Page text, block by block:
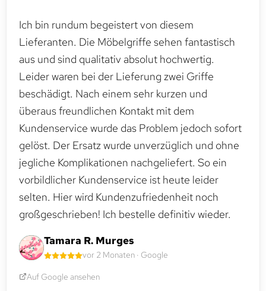
Ich bin rundum begeistert von diesem
Lieferanten. Die Möbelgriffe sehen fantastisch
aus und sind qualitativ absolut hochwertig.
Leider waren bei der Lieferung zwei Griffe
beschädigt. Nach einem sehr kurzen und
überaus freundlichen Kontakt mit dem
Kundenservice wurde das Problem jedoch sofort
gelöst. Der Ersatz wurde unverzüglich und ohne
jegliche Komplikationen nachgeliefert. So ein
vorbildlicher Kundenservice ist heute leider
selten. Hier wird Kundenzufriedenheit noch
großgeschrieben! Ich bestelle definitiv wieder.
Tamara R. Murges
vor 2 Monaten · Google
Auf Google ansehen